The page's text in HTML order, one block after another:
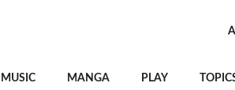
MUSIC MANGA PLAY